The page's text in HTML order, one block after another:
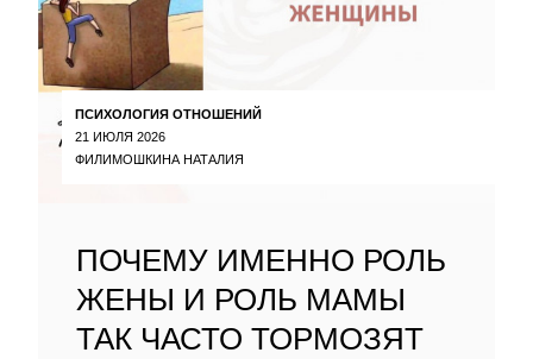
ПСИХОЛОГИЯ ОТНОШЕНИЙ
21 ИЮЛЯ 2026
ФИЛИМОШКИНА НАТАЛИЯ
ПОЧЕМУ ИМЕННО РОЛЬ
ЖЕНЫ И РОЛЬ МАМЫ
ТАК ЧАСТО ТОРМОЗЯТ